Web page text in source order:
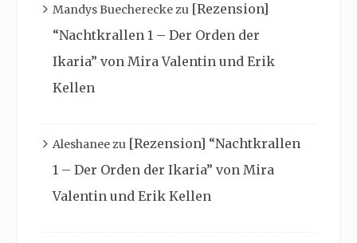
Mandys Buechereckezu [Rezension]
“Nachtkrallen 1 – Der Orden der
Ikaria” von Mira Valentin und Erik
Kellen
Aleshaneezu [Rezension] “Nachtkrallen
1 – Der Orden der Ikaria” von Mira
Valentin und Erik Kellen